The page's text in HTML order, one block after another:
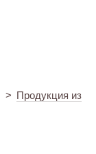
> Продукция из